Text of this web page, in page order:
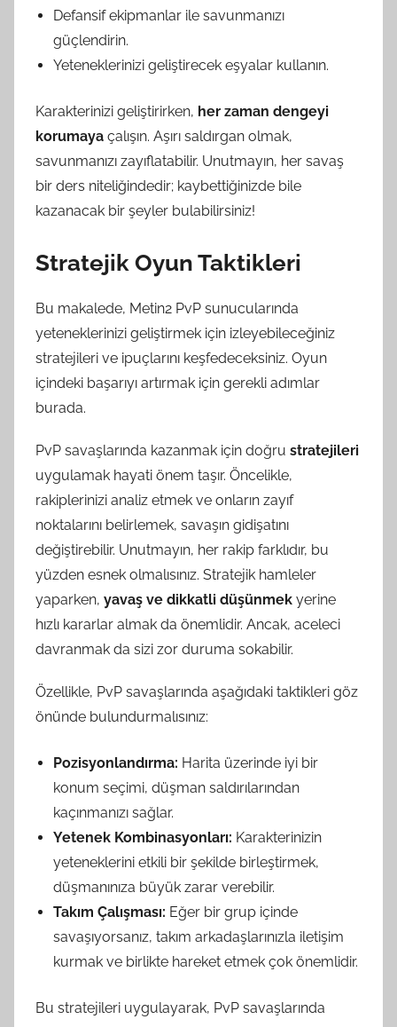
Defansif ekipmanlar ile savunmanızı
güçlendirin.
Yeteneklerinizi geliştirecek eşyalar kullanın.
Karakterinizi geliştirirken, her zaman dengeyi
korumaya çalışın. Aşırı saldırgan olmak,
savunmanızı zayıflatabilir. Unutmayın, her savaş
bir ders niteliğindedir; kaybettiğinizde bile
kazanacak bir şeyler bulabilirsiniz!
Stratejik Oyun Taktikleri
Bu makalede, Metin2 PvP sunucularında
yeteneklerinizi geliştirmek için izleyebileceğiniz
stratejileri ve ipuçlarını keşfedeceksiniz. Oyun
içindeki başarıyı artırmak için gerekli adımlar
burada.
PvP savaşlarında kazanmak için doğru stratejileri
uygulamak hayati önem taşır. Öncelikle,
rakiplerinizi analiz etmek ve onların zayıf
noktalarını belirlemek, savaşın gidişatını
değiştirebilir. Unutmayın, her rakip farklıdır, bu
yüzden esnek olmalısınız. Stratejik hamleler
yaparken, yavaş ve dikkatli düşünmek yerine
hızlı kararlar almak da önemlidir. Ancak, aceleci
davranmak da sizi zor duruma sokabilir.
Özellikle, PvP savaşlarında aşağıdaki taktikleri göz
önünde bulundurmalısınız:
Pozisyonlandırma: Harita üzerinde iyi bir
konum seçimi, düşman saldırılarından
kaçınmanızı sağlar.
Yetenek Kombinasyonları: Karakterinizin
yeteneklerini etkili bir şekilde birleştirmek,
düşmanınıza büyük zarar verebilir.
Takım Çalışması: Eğer bir grup içinde
savaşıyorsanız, takım arkadaşlarınızla iletişim
kurmak ve birlikte hareket etmek çok önemlidir.
Bu stratejileri uygulayarak, PvP savaşlarında